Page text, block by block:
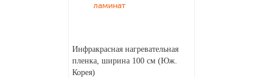
ламинат
Инфракрасная нагревательная
пленка, ширина 100 см (Юж.
Корея)